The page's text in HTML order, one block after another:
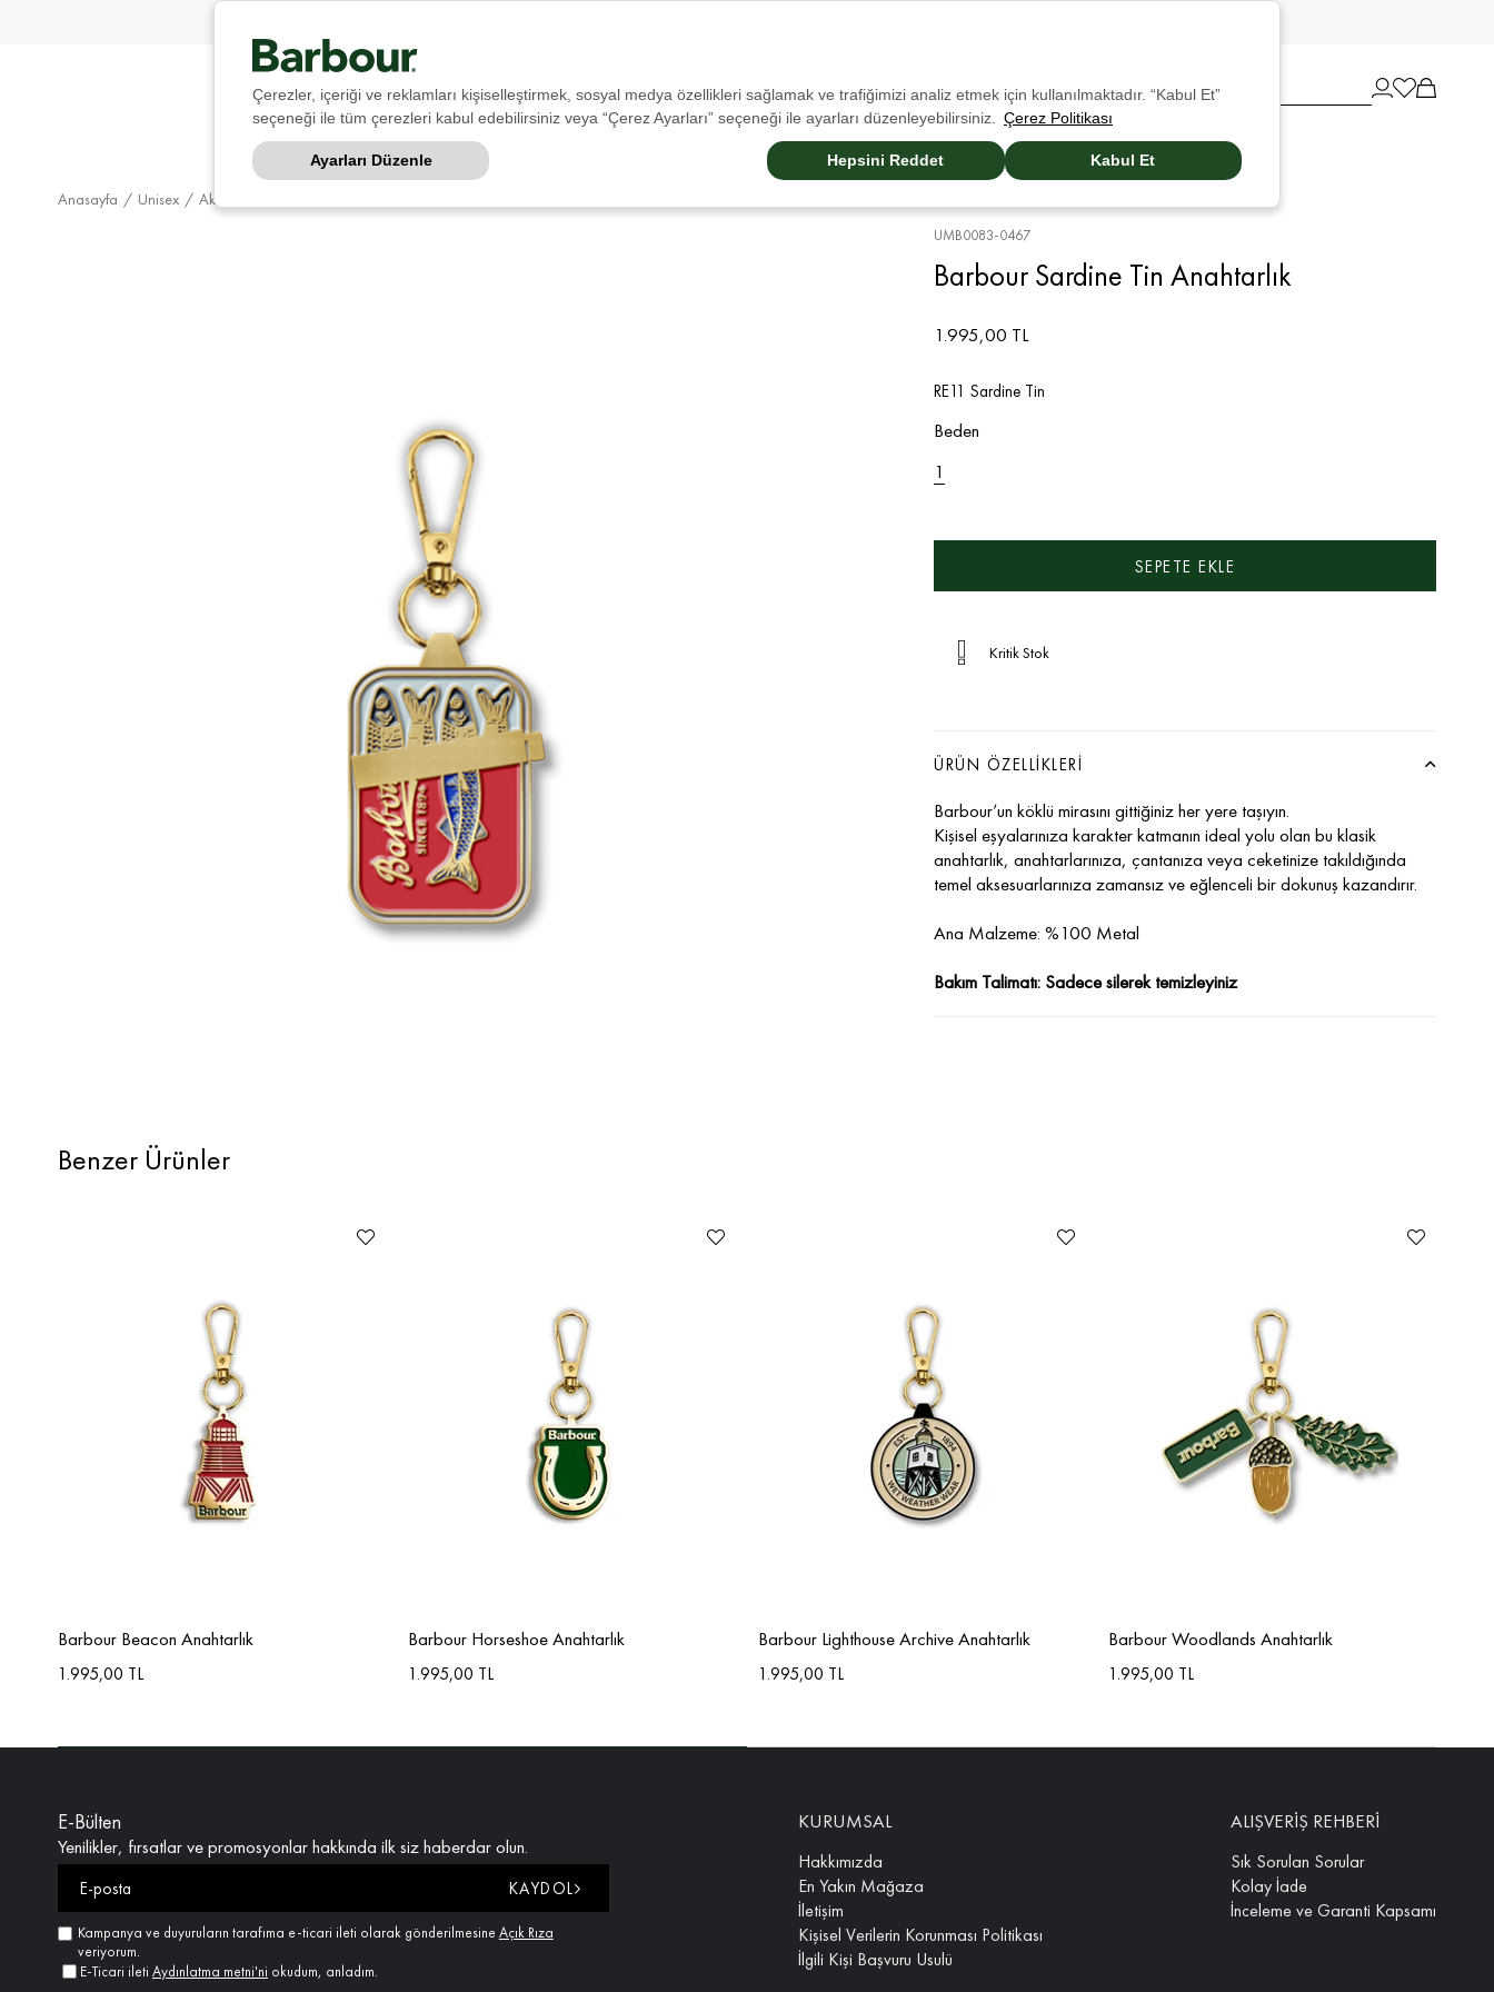
Çerezler, içeriği ve reklamları kişiselleştirmek, sosyal medya özellikleri sağlamak ve trafiğimizi analiz etmek için kullanılmaktadır. “Kabul Et”
seçeneği ile tüm çerezleri kabul edebilirsiniz veya “Çerez Ayarları” seçeneği ile ayarları düzenleyebilirsiniz.
Çerez Politikası
Ayarları Düzenle Hepsini Reddet Kabul Et
Barbour DogsBarbour Internatıonal
Anasayfa Unisex Aksesuar
UMB0083-0467
Barbour Sardine Tin Anahtarlık
1.995,00 TL
RE11 Sardine Tin
Beden
1
Kritik Stok
ÜRÜN ÖZELLIKLERI
Barbour’un köklü mirasını gittiğiniz her yere taşıyın.
Kişisel eşyalarınıza karakter katmanın ideal yolu olan bu klasik
anahtarlık, anahtarlarınıza, çantanıza veya ceketinize takıldığında
temel aksesuarlarınıza zamansız ve eğlenceli bir dokunuş kazandırır.
Ana Malzeme: %100 Metal
Bakım Talimatı: Sadece silerek temizleyiniz
Benzer Ürünler
Barbour Beacon Anahtarlık
1.995,00 TL
Barbour Horseshoe Anahtarlık
1.995,00 TL
Barbour Lighthouse Archive Anahtarlık
1.995,00 TL
Barbour Woodlands Anahtarlık
1.995,00 TL
E-Bülten
Yenilikler, fırsatlar ve promosyonlar hakkında ilk siz haberdar olun.
KAYDOL
Kampanya ve duyuruların tarafıma e-ticari ileti olarak gönderilmesineAçık Rıza
veriyorum.
E-Ticari ileti Aydınlatma metni'ni okudum, anladım.
KURUMSAL
Hakkımızda
En Yakın Mağaza
İletişim
Kişisel Verilerin Korunması Politikası
İlgili Kişi Başvuru Usulü
ALIŞVERİŞ REHBERİ
Sık Sorulan Sorular
Kolay İade
İnceleme ve Garanti Kapsamı